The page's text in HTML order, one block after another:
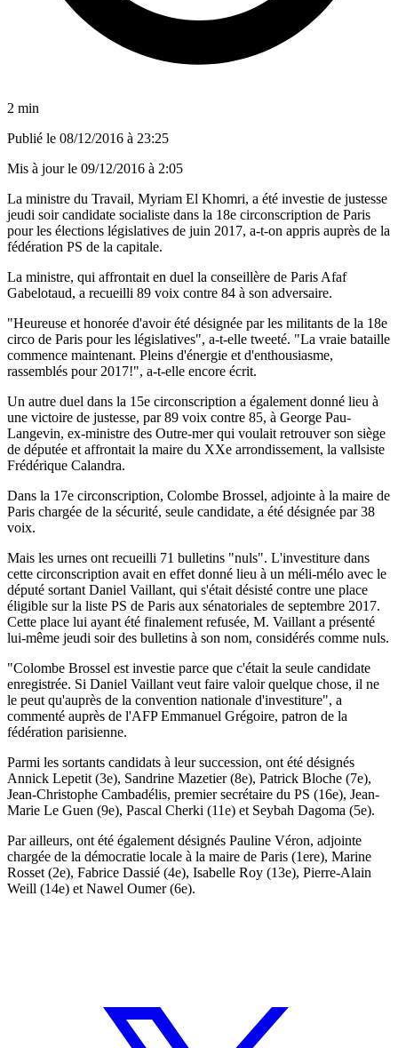
2 min
Publié le 08/12/2016 à 23:25
Mis à jour le 09/12/2016 à 2:05
La ministre du Travail, Myriam El Khomri, a été investie de justesse
jeudi soir candidate socialiste dans la 18e circonscription de Paris
pour les élections législatives de juin 2017, a-t-on appris auprès de la
fédération PS de la capitale.
La ministre, qui affrontait en duel la conseillère de Paris Afaf
Gabelotaud, a recueilli 89 voix contre 84 à son adversaire.
"Heureuse et honorée d'avoir été désignée par les militants de la 18e
circo de Paris pour les législatives", a-t-elle tweeté. "La vraie bataille
commence maintenant. Pleins d'énergie et d'enthousiasme,
rassemblés pour 2017!", a-t-elle encore écrit.
Un autre duel dans la 15e circonscription a également donné lieu à
une victoire de justesse, par 89 voix contre 85, à George Pau-
Langevin, ex-ministre des Outre-mer qui voulait retrouver son siège
de députée et affrontait la maire du XXe arrondissement, la vallsiste
Frédérique Calandra.
Dans la 17e circonscription, Colombe Brossel, adjointe à la maire de
Paris chargée de la sécurité, seule candidate, a été désignée par 38
voix.
Mais les urnes ont recueilli 71 bulletins "nuls". L'investiture dans
cette circonscription avait en effet donné lieu à un méli-mélo avec le
député sortant Daniel Vaillant, qui s'était désisté contre une place
éligible sur la liste PS de Paris aux sénatoriales de septembre 2017.
Cette place lui ayant été finalement refusée, M. Vaillant a présenté
lui-même jeudi soir des bulletins à son nom, considérés comme nuls.
"Colombe Brossel est investie parce que c'était la seule candidate
enregistrée. Si Daniel Vaillant veut faire valoir quelque chose, il ne
le peut qu'auprès de la convention nationale d'investiture", a
commenté auprès de l'AFP Emmanuel Grégoire, patron de la
fédération parisienne.
Parmi les sortants candidats à leur succession, ont été désignés
Annick Lepetit (3e), Sandrine Mazetier (8e), Patrick Bloche (7e),
Jean-Christophe Cambadélis, premier secrétaire du PS (16e), Jean-
Marie Le Guen (9e), Pascal Cherki (11e) et Seybah Dagoma (5e).
Par ailleurs, ont été également désignés Pauline Véron, adjointe
chargée de la démocratie locale à la maire de Paris (1ere), Marine
Rosset (2e), Fabrice Dassié (4e), Isabelle Roy (13e), Pierre-Alain
Weill (14e) et Nawel Oumer (6e).